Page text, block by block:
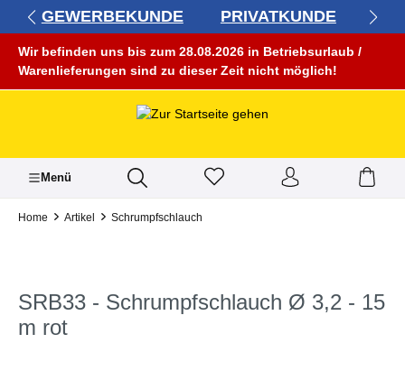
springen
GEWERBEKUNDE PRIVATKUNDE
Wir befinden uns bis zum 28.08.2026 in Betriebsurlaub /
Warenlieferungen sind zu dieser Zeit nicht möglich!
Menü
Home Artikel Schrumpfschlauch
SRB33 - Schrumpfschlauch Ø 3,2 - 15
m rot